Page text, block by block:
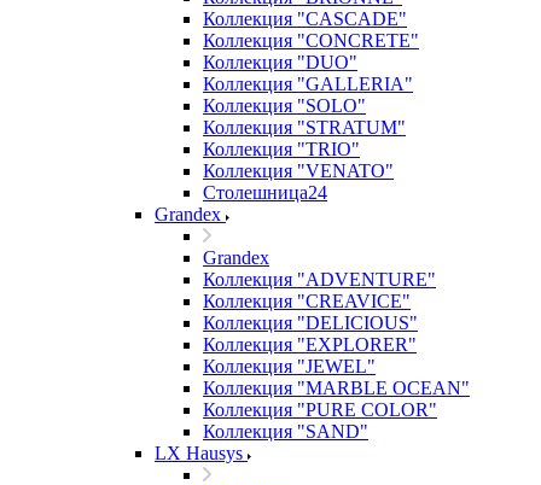
Коллекция "CASCADE"
Коллекция "CONCRETE"
Коллекция "DUO"
Коллекция "GALLERIA"
Коллекция "SOLO"
Коллекция "STRATUM"
Коллекция "TRIO"
Коллекция "VENATO"
Столешница24
Grandex
Grandex
Коллекция "ADVENTURE"
Коллекция "CREAVICE"
Коллекция "DELICIOUS"
Коллекция "EXPLORER"
Коллекция "JEWEL"
Коллекция "MARBLE OCEAN"
Коллекция "PURE COLOR"
Коллекция "SAND"
LX Hausys